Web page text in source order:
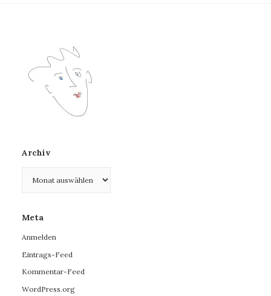
Archiv
Meta
Anmelden
Eintrags-Feed
Kommentar-Feed
WordPress.org